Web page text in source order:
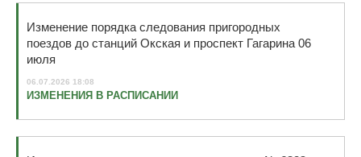
Изменение порядка следования пригородных
поездов до станций Окская и проспект Гагарина 06
июля
06.07.2026 18:08
ИЗМЕНЕНИЯ В РАСПИСАНИИ